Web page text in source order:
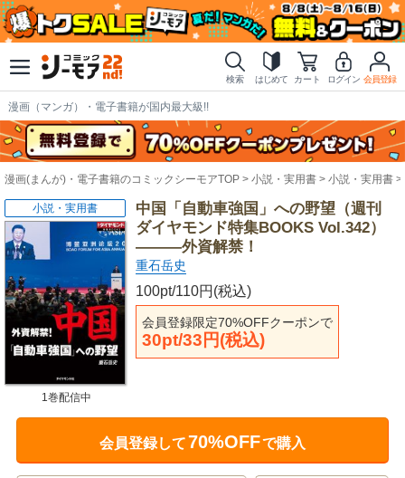
検索 はじめて カート ログイン 会員登録
漫画（マンガ）・電子書籍が国内最大級!!
漫画(まんが)・電子書籍のコミックシーモアTOP 小説・実用書 小説・実用書
中国「自動車強国」への野望（週刊
ダイヤモンド特集BOOKS Vol.342）
―――外資解禁！
重石岳史
100pt/110円(税込)
会員登録限定70%OFFクーポンで
30pt/33円(税込)
小説・実用書
1巻配信中
会員登録して70%OFFで購入